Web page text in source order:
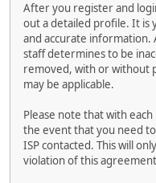
After you register and
out a detailed profile. It is
and accurate
staff determines to be
removed, with or without
may be applicable.
Please note that with
the event that you need
ISP contacted. This will
violation of this